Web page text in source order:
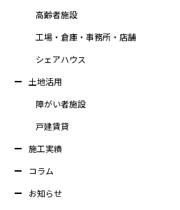
高齢者施設
工場・倉庫・事務所・店舗
シェアハウス
土地活用
障がい者施設
戸建賃貸
施工実績
コラム
お知らせ